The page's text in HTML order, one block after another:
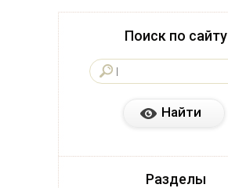
Поиск по сайту
Разделы